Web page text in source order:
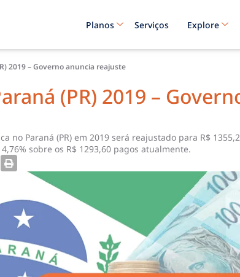
Planos Serviços Explore
2019 – Governo anuncia reajuste
(PR) 2019 –
no Paraná (PR) em 2019 será reajustado para R$
sobre os R$ 1293,60 pagos atualmente.